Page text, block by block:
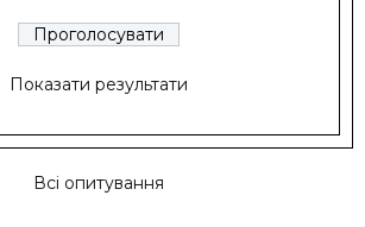
Показати результати
Всі опитування